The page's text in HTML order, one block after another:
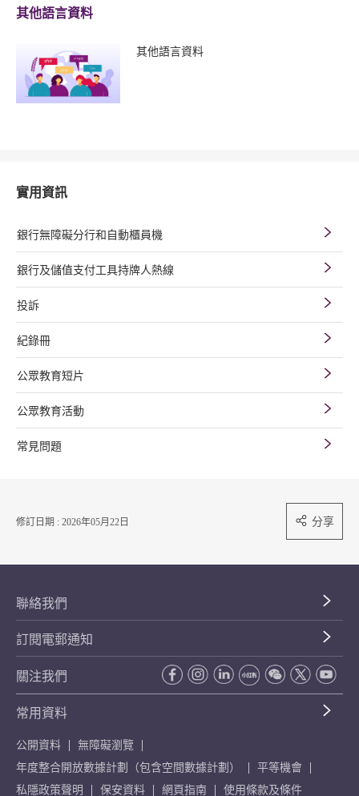
其他語言資料
其他語言資料
實用資訊
銀行無障礙分行和自動櫃員機
銀行及儲值支付工具持牌人熱線
投訴
紀錄冊
公眾教育短片
公眾教育活動
常見問題
修訂日期 : 2026年05月22日 分享
聯絡我們
訂閱電郵通知
關注我們
常用資料
公開資料
無障礙瀏覽
年度整合開放數據計劃（包含空間數據計劃）
平等機會
私隱政策聲明
保安資料 網頁指南 使用條款及條件